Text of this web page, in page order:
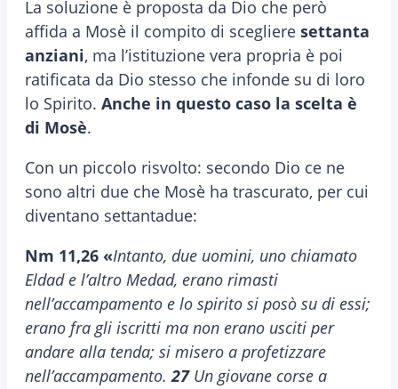
La soluzione è proposta da Dio che però
affida a Mosè il compito di scegliere settanta
anziani, ma l’istituzione vera propria è poi
ratificata da Dio stesso che infonde su di loro
lo Spirito. Anche in questo caso la scelta è
di Mosè.
Con un piccolo risvolto: secondo Dio ce ne
sono altri due che Mosè ha trascurato, per cui
diventano settantadue:
Nm 11,26 «Intanto, due uomini, uno chiamato
Eldad e l’altro Medad, erano rimasti
nell’accampamento e lo spirito si posò su di essi;
erano fra gli iscritti ma non erano usciti per
andare alla tenda; si misero a profetizzare
nell’accampamento.27Un giovane corse a